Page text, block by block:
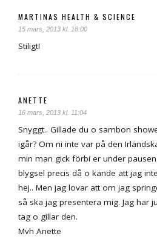
MARTINAS HEALTH & SCIENCE
15 mars, 2013 kl. 18:00
Stiligt!
ANETTE
16 mars, 2013 kl. 11:04
Snyggt.. Gillade du o sambon
igår? Om ni inte var på den
min man gick förbi er under
blygsel precis då o kände att jag
hej.. Men jag lovar att om jag
så ska jag presentera mig. Jag har
tag o gillar den.
Mvh Anette